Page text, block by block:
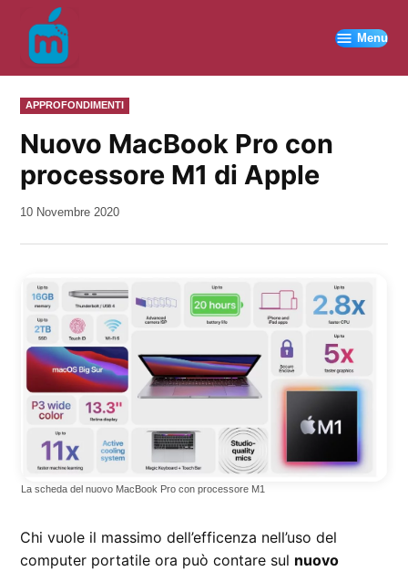
contenuto
Menu
PUBBLICATO
IN
APPROFONDIMENTI
Nuovo MacBook Pro con
processore M1 di Apple
da
10 Novembre 2020
La scheda del nuovo MacBook Pro con processore M1
Chi vuole il massimo dell’efficenza nell’uso del
computer portatile ora può contare sul nuovo